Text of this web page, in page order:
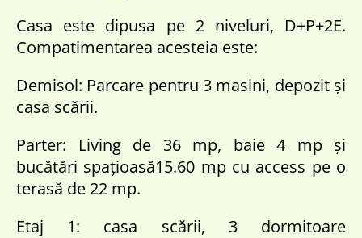
Casa este dipusa pe 2 niveluri, D+P+2E.
Compatimentarea acesteia este:
Demisol: Parcare pentru 3 masini, depozit și
casa scării.
Parter: Living de 36 mp, baie 4 mp și
bucătări spațioasă15.60 mp cu access pe o
terasă de 22 mp.
Etaj 1: casa scării, 3 dormitoare